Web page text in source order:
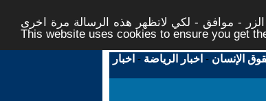
- موافق - لكي لاتظهر هذه الرسالة مرة اخرى -
This website uses cookies to ensure you get
الإنسان - اخبار الرياضة - اخبار